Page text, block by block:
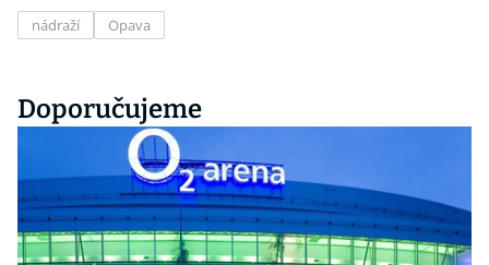
nádraží Opava
Doporučujeme